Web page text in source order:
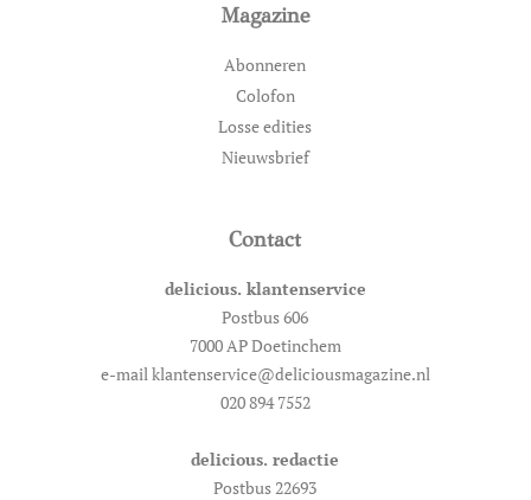
Magazine
Abonneren
Colofon
Losse edities
Nieuwsbrief
Contact
delicious. klantenservice
Postbus 606
7000 AP Doetinchem
e-mail klantenservice@deliciousmagazine.nl
020 894 7552
delicious. redactie
Postbus 22693